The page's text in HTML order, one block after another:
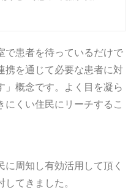
で患者を待っているだけで
携を通じて必要な患者に対
」概念です。よく目を凝ら
にくい住民にリーチするこ
周知し有効活用して頂く
てきました。